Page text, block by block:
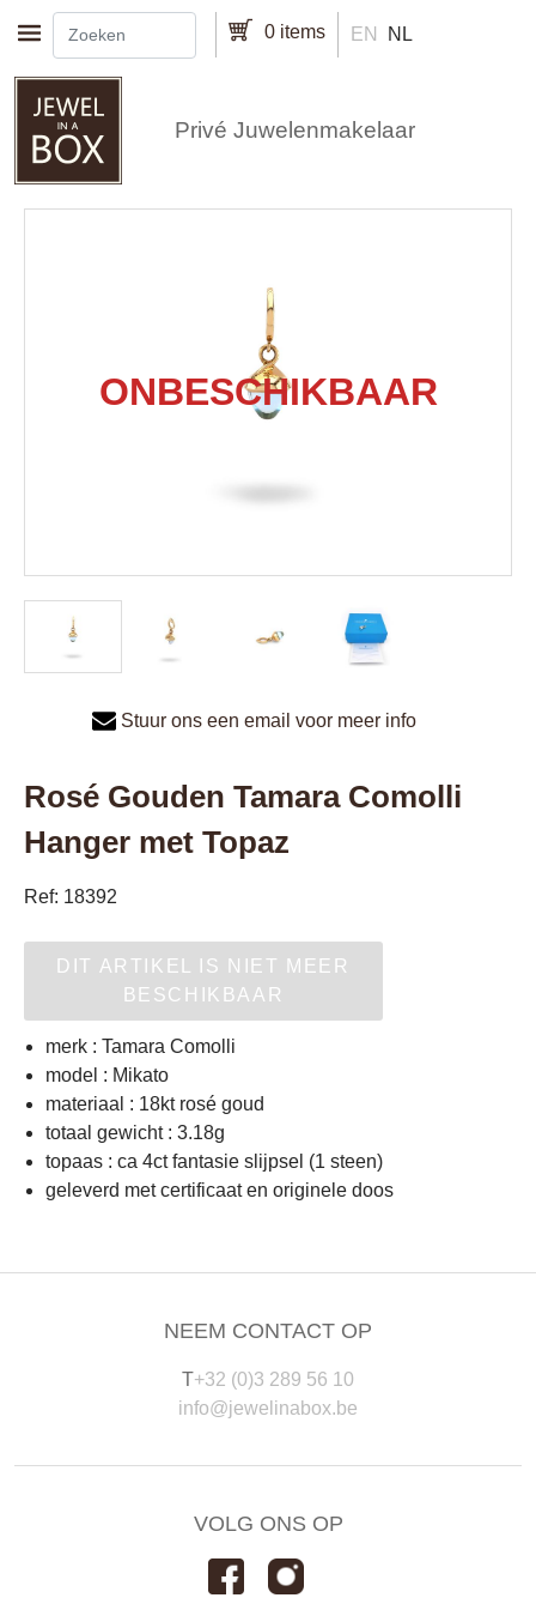
Overslaan en naar de inhoud gaan 0 items EN NL
Privé Juwelenmakelaar
Stuur ons een email voor meer info
Rosé Gouden Tamara Comolli
Hanger met Topaz
Ref: 18392
DIT ARTIKEL IS NIET MEER
BESCHIKBAAR
merk : Tamara Comolli
model : Mikato
materiaal : 18kt rosé goud
totaal gewicht : 3.18g
topaas : ca 4ct fantasie slijpsel (1 steen)
geleverd met certificaat en originele doos
NEEM CONTACT OP
T+32 (0)3 289 56 10
info@jewelinabox.be
VOLG ONS OP